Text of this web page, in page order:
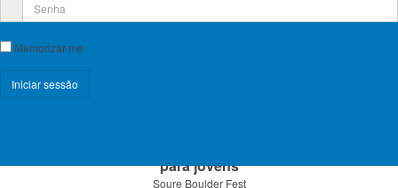
Memorizar-me
para jovens
Soure Boulder Fest